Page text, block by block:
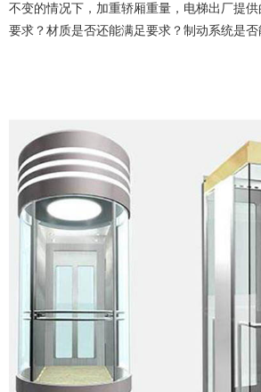
不变的情况下，加重轿厢重量，电梯出厂提
要求？材质是否还能满足要求？制动系统是否